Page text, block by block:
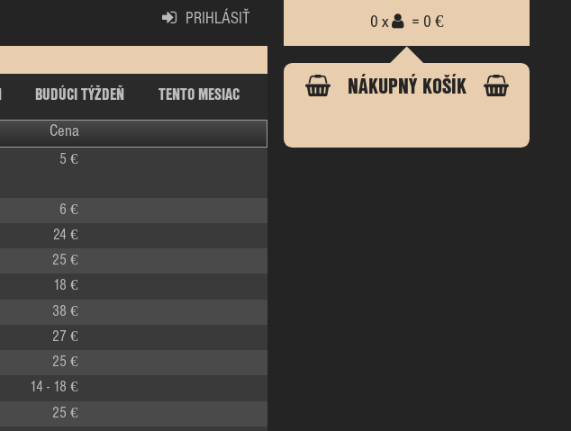
PRIHLÁSIŤ
BUDÚCI TÝŽDEŇ
TENTO MESIAC
Cena
0 x = 0 €
NÁKUPNÝ KOŠÍK
5 €
6 €
24 €
25 €
18 €
38 €
27 €
25 €
14 - 18 €
25 €